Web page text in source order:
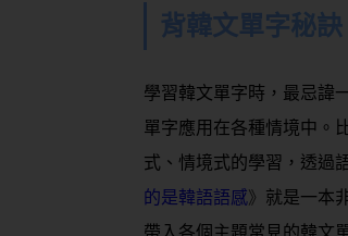
背韓文單字秘訣
學習韓文單字時，最忌諱
單字應用在各種情境中。
式、情境式的學習，透過
的是韓語語感》 就是一本
帶入各個主題常見的韓文